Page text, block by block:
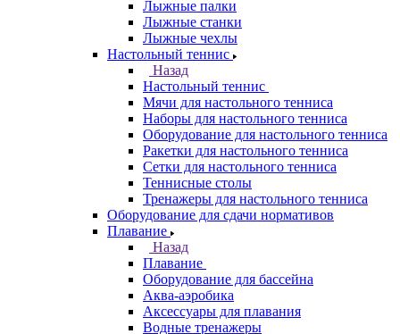
Лыжные палки
Лыжные станки
Лыжные чехлы
Настольный теннис
Назад
Настольный теннис
Мячи для настольного тенниса
Наборы для настольного тенниса
Оборудование для настольного тенниса
Ракетки для настольного тенниса
Сетки для настольного тенниса
Теннисные столы
Тренажеры для настольного тенниса
Оборудование для сдачи нормативов
Плавание
Назад
Плавание
Оборудование для бассейна
Аква-аэробика
Аксессуары для плавания
Водные тренажеры